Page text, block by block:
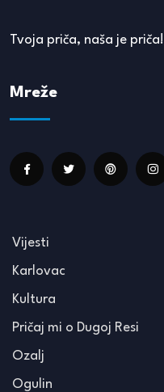
Tvoja priča, naša je priča!
Mreže
Vijesti
Karlovac
Kultura
Pričaj mi o Dugoj Resi
Ozalj
Ogulin